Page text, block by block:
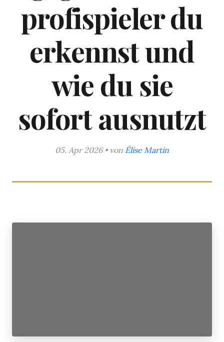
profispieler du
erkennst und
wie du sie
sofort ausnutzt
05. Apr 2026 • von Élise Martin